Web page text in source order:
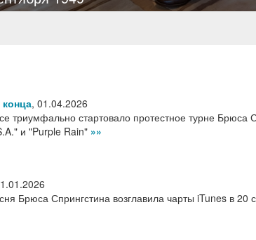
, 01.04.2026
триумфально стартовало протестное турне Брюса
и "Purple Rain" »»
Брюса Спрингстина возглавила чарты iTunes в